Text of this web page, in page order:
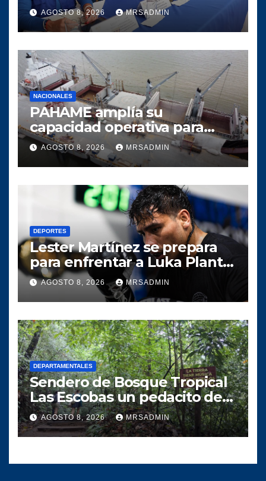
AGOSTO 8, 2026 MRSADMIN
NACIONALES
PAHAME amplía su
capacidad operativa para
responder al crecimiento del
comercio marítimo
AGOSTO 8, 2026 MRSADMIN
DEPORTES
Lester Martínez se prepara
para enfrentar a Luka Plantić
y defender el título mundial
interino para Guatemala
AGOSTO 8, 2026 MRSADMIN
DEPARTAMENTALES
Sendero de Bosque Tropical
Las Escobas un pedacito de
tesoro Guatemalteco
AGOSTO 8, 2026 MRSADMIN